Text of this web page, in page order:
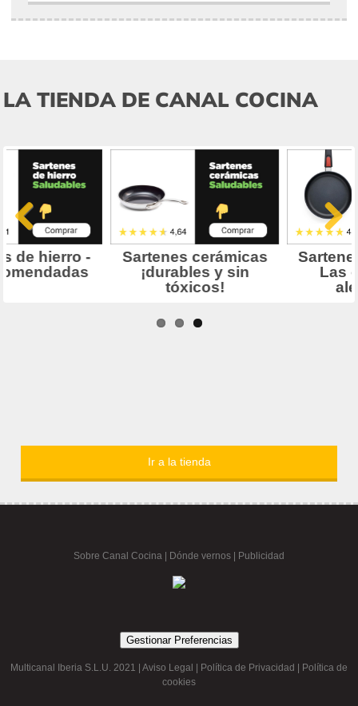
LA TIENDA DE CANAL COCINA
Ir a la tienda
Sobre Canal Cocina Dónde vernos | Publicidad
Gestionar Preferencias
Multicanal Iberia S.L.U. 2021 | Aviso Legal Política de Privacidad
Política de
cookies